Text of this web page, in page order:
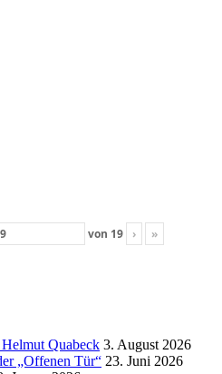
von 19 › »
Quabeck 3. August 2026
„Offenen Tür“ 23. Juni 2026